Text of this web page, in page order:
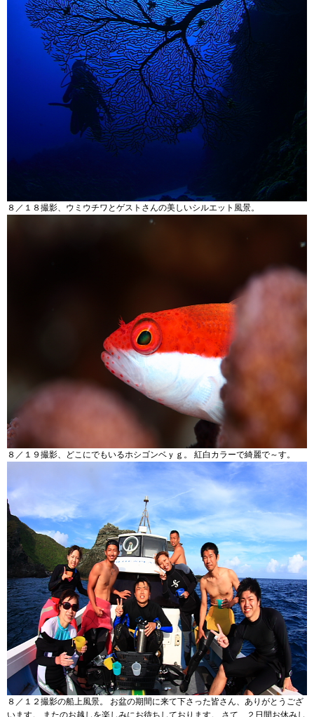
８／１８撮影、ウミウチワとゲストさんの美しいシルエット風景。
８／１９撮影、どこにでもいるホシゴンベｙｇ。 紅白カラーで綺麗で～す。
８／１２撮影の船上風景。 お盆の期間に来て下さった皆さん、ありがとうござ
います。 またのお越しを楽しみにお待ちしております。 さて、２日間お休みし